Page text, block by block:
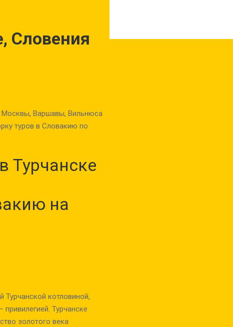
Словения
Москвы, Варшавы, Вильнюса
туров в Словакию по
Турчанске
на
Турчанской котловиной,
Турчанске
золотого века